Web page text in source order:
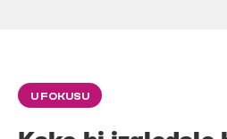
U FOKUSU